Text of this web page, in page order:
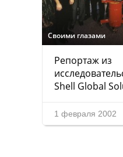
Своими глазами
Репортаж из
Shell Global
1 февраля 2002